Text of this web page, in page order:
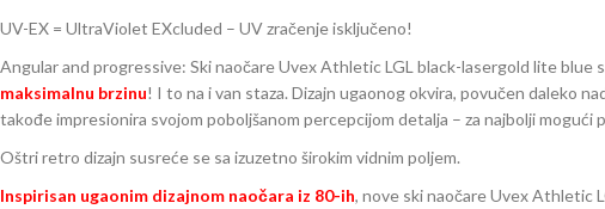
UV-EX = UltraViolet EXcluded – UV zračenje isključeno!
Angular and progressive: Ski naočare Uvex Athletic LGL black-lasergold lite blue
maksimalnu brzinu! I to na i van staza. Dizajn ugaonog okvira, povučen daleko
takođe impresionira svojom poboljšanom percepcijom detalja – za najbolji mogući
Oštri retro dizajn susreće se sa izuzetno širokim vidnim poljem.
Inspirisan ugaonim dizajnom naočara iz 80-ih, nove ski naočare Uvex Athletic